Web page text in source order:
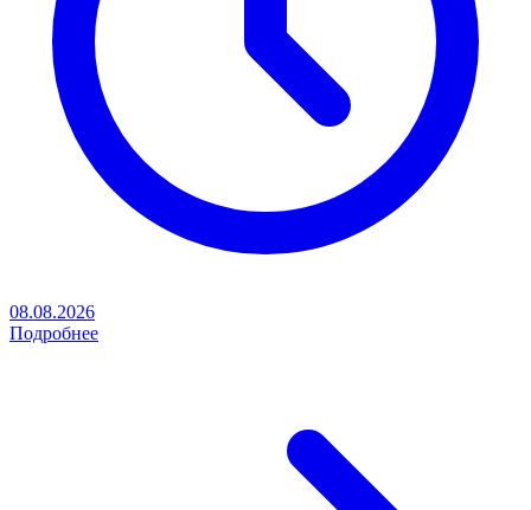
08.08.2026
Подробнее